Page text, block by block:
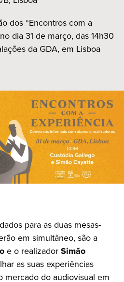
dos “Encontros com a
dia 31 de março, das 14h30
da GDA, em Lisboa
para as duas mesas-
em simultâneo, são a
e o realizadorSimão
as suas experiências
mercado do audiovisual em